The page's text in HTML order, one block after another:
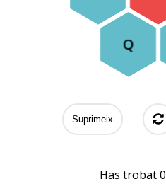
Q
Suprimeix
Has trobat0